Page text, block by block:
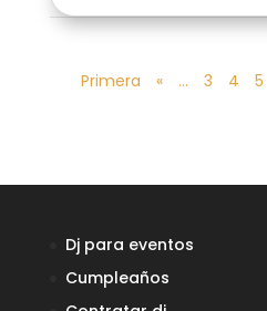
Primera
« ... 3 4 5
Dj para eventos
Cumpleaños